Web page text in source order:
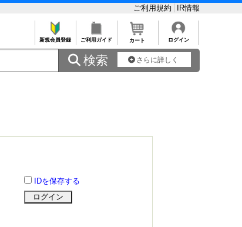
ご利用規約 IR情報
新規会員登録 ご利用ガイド カート ログイン
 検索 さらに詳しく
IDを保存する